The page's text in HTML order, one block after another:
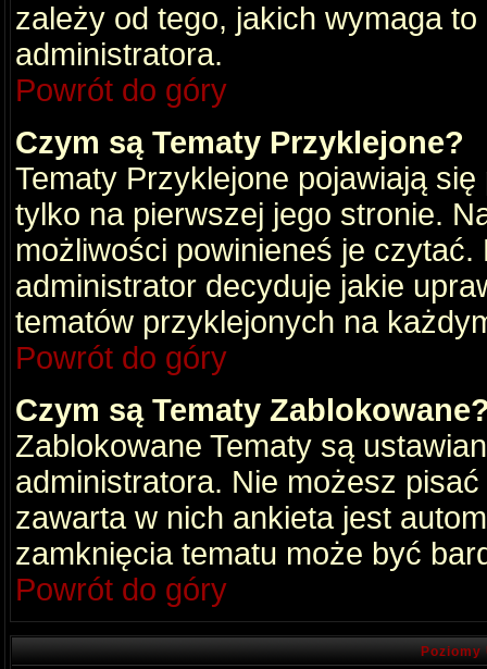
zależy od tego, jakich wymaga
administratora.
Powrót do góry
Czym są Tematy Przyklejone?
Tematy Przyklejone pojawiają
tylko na pierwszej jego stronie.
możliwości powinieneś je czytać.
administrator decyduje jakie
tematów przyklejonych na
Powrót do góry
Czym są Tematy
Zablokowane Tematy są
administratora. Nie możesz
zawarta w nich ankieta jest
zamknięcia tematu może być
Powrót do góry